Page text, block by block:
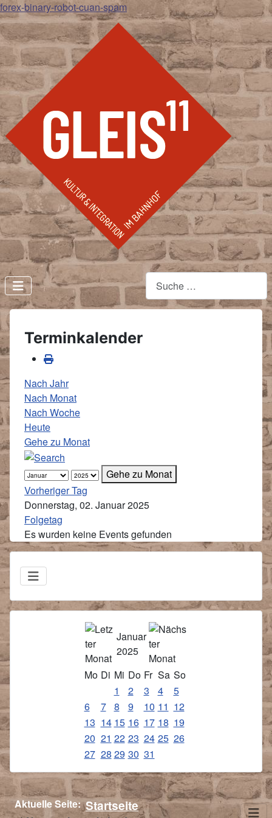
forex-binary-robot-cuan-spam
Januar
2025
Mo Di Mi Do Fr Sa So
1
2 3 4
5
6
7 8 9 10 11 12
13 14 15 16 17 18 19
20 21 22 23 24 25 26
27 28 29 30 31
Terminkalender
Nach Jahr
Nach Monat
Nach Woche
Heute
Gehe zu Monat
Gehe zu Monat
Vorheriger Tag
Donnerstag, 02. Januar 2025
Folgetag
Es wurden keine Events gefunden
Aktuelle Seite:Startseite